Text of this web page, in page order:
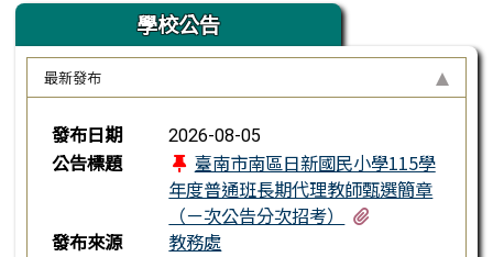
學校公告
最新發布
新聞列表
發布日期 2026-08-05
公告標題
臺南市南區日新國民小學115學
年度普通班長期代理教師甄選簡章
（ㄧ次公告分次招考）
發布來源
教務處